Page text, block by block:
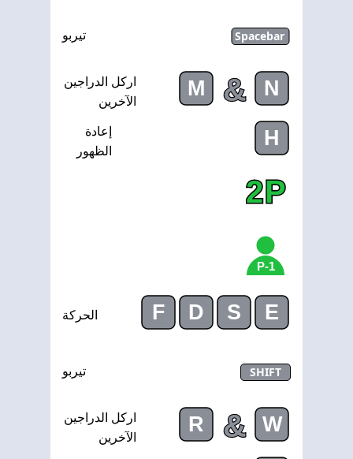
Spacebar تيربو
N
&
M
اركل الدراجين
الآخرين
H
إعادة
الظهور
2P
1-P
E
S
D
F الحركة
SHIFT تيربو
W
&
R
اركل الدراجين
الآخرين